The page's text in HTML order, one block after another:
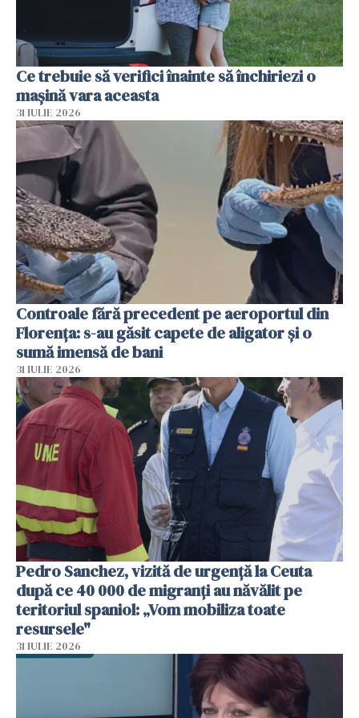
Ce trebuie să verifici înainte să închiriezi o
mașină vara aceasta
31 IULIE 2026
Controale fără precedent pe aeroportul din
Florența: s-au găsit capete de aligator și o
sumă imensă de bani
31 IULIE 2026
Pedro Sanchez, vizită de urgență la Ceuta
după ce 40 000 de migranți au năvălit pe
teritoriul spaniol: „Vom mobiliza toate
resursele"
31 IULIE 2026